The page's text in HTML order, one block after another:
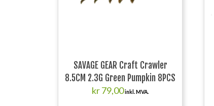
SAVAGE GEAR Craft Crawler
8.5CM 2.3G Green Pumpkin 8PCS
kr79,00inkl. MVA.